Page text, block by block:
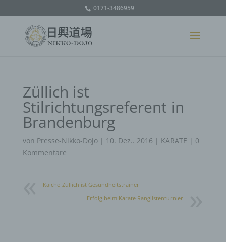
0171-3486959
Züllich ist
Stilrichtungsreferent in
Brandenburg
von Presse-Nikko-Dojo| 10. Dez.. 2016 | KARATE | 0
Kommentare
Kaicho Züllich ist Gesundheitstrainer
Erfolg beim Karate Ranglistenturnier